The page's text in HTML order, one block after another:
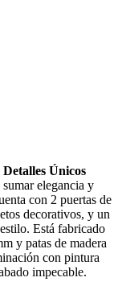
Únicos
elegancia y
con 2 puertas de
decorativos, y un
Está fabricado
y patas de madera
con pintura
impecable.